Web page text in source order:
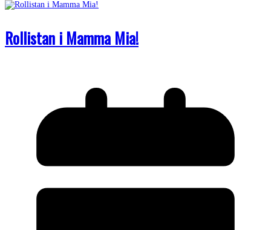
Rollistan i Mamma Mia!